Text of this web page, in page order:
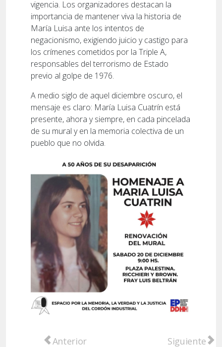
vigencia. Los organizadores destacan la
importancia de mantener viva la historia de
María Luisa ante los intentos de
negacionismo, exigiendo juicio y castigo para
los crímenes cometidos por la Triple A,
responsables del terrorismo de Estado
previo al golpe de 1976.
A medio siglo de aquel diciembre oscuro, el
mensaje es claro: María Luisa Cuatrín está
presente, ahora y siempre, en cada pincelada
de su mural y en la memoria colectiva de un
pueblo que no olvida.
Artículo anterior: Puerto General San
Anterior Artículo
Siguiente